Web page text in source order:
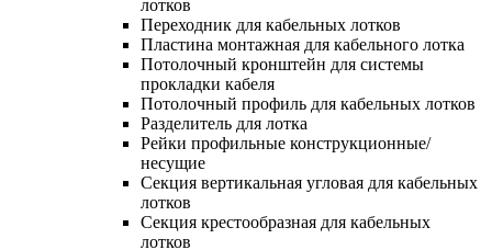
лотков
Переходник для кабельных лотков
Пластина монтажная для кабельного лотка
Потолочный кронштейн для системы
прокладки кабеля
Потолочный профиль для кабельных лотков
Разделитель для лотка
Рейки профильные конструкционные/
несущие
Секция вертикальная угловая для кабельных
лотков
Секция крестообразная для кабельных
лотков